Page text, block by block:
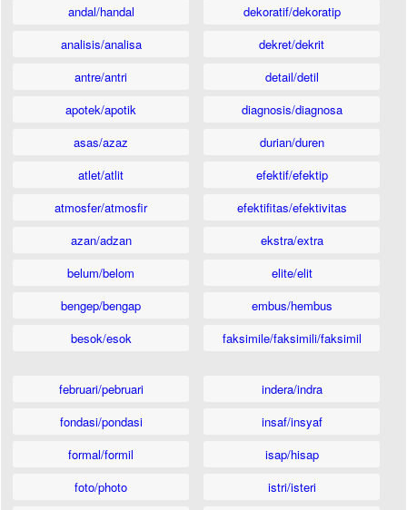
andal/handal
analisis/analisa
antre/antri
apotek/apotik
asas/azaz
atlet/atlit
atmosfer/atmosfir
azan/adzan
belum/belom
bengep/bengap
besok/esok
dekoratif/dekoratip
dekret/dekrit
detail/detil
diagnosis/diagnosa
durian/duren
efektif/efektip
efektifitas/efektivitas
ekstra/extra
elite/elit
embus/hembus
faksimile/faksimili/faksimil
februari/pebruari
fondasi/pondasi
formal/formil
foto/photo
indera/indra
insaf/insyaf
isap/hisap
istri/isteri